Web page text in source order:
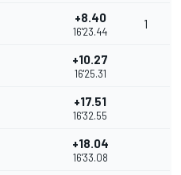
+8.40
16'23.44
1
+10.27
16'25.31
+17.51
16'32.55
+18.04
16'33.08